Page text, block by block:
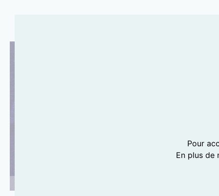
Pour
En plus de